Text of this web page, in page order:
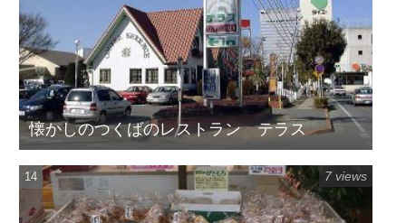
懐かしのつくばのレストラン テラス
7 views